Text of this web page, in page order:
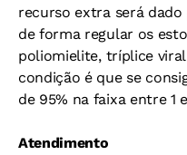
recurso extra será
de forma regular os
poliomielite, tríplice
condição é que se
de 95% na faixa entre 1
Atendimento